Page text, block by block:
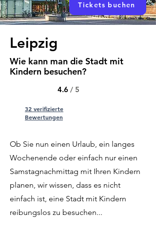
Tickets buchen
Leipzig
Wie kann man die Stadt mit
Kindern besuchen?
4.6 / 5
32 verifizierte
Bewertungen
Ob Sie nun einen Urlaub, ein langes
Wochenende oder einfach nur einen
Samstagnachmittag mit Ihren Kindern
planen, wir wissen, dass es nicht
einfach ist, eine Stadt mit Kindern
reibungslos zu besuchen...